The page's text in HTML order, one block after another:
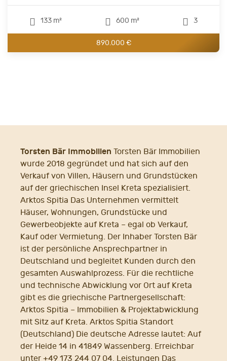
133 m² 600 m² 3
890.000 €
Torsten Bär Immobilien Torsten Bär Immobilien
wurde 2018 gegründet und hat sich auf den
Verkauf von Villen, Häusern und Grundstücken
auf der griechischen Insel Kreta spezialisiert.
Arktos Spitia Das Unternehmen vermittelt
Häuser, Wohnungen, Grundstücke und
Gewerbeobjekte auf Kreta – egal ob Verkauf,
Kauf oder Vermietung. Der Inhaber Torsten Bär
ist der persönliche Ansprechpartner in
Deutschland und begleitet Kunden durch den
gesamten Auswahlprozess. Für die rechtliche
und technische Abwicklung vor Ort auf Kreta
gibt es die griechische Partnergesellschaft:
Arktos Spitia – Immobilien & Projektabwicklung
mit Sitz auf Kreta. Arktos Spitia Standort
(Deutschland) Die deutsche Adresse lautet: Auf
der Heide 14 in 41849 Wassenberg. Erreichbar
unter +49 173 244 07 04. Leistungen Das